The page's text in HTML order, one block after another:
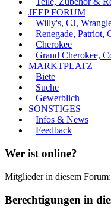
JEEP FORUM
Willy's, CJ,
Renegade, Patriot,
Cherokee
Grand Cherokee,
MARKTPLATZ
Biete
Suche
Gewerblich
SONSTIGES
Infos & News
Feedback
Wer ist online?
Mitglieder in diesem
Berechtigungen in